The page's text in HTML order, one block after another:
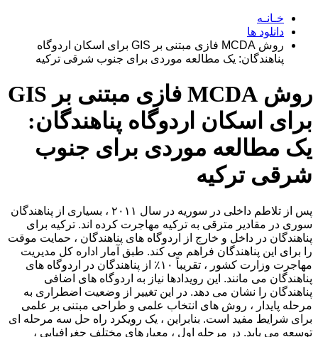
خـانـه
دانلود ها
روش MCDA فازی مبتنی بر GIS برای اسکان اردوگاه
پناهندگان: یک مطالعه موردی برای جنوب شرقی ترکیه
روش MCDA فازی مبتنی بر GIS
برای اسکان اردوگاه پناهندگان:
یک مطالعه موردی برای جنوب
شرقی ترکیه
پس از تلاطم داخلی در سوریه در سال ۲۰۱۱ ، بسیاری از پناهندگان
سوری در مقادیر مترقی به ترکیه مهاجرت کرده اند. ترکیه برای
پناهندگان در داخل و خارج از اردوگاه های پناهندگان ، حمایت موقت
را برای این پناهندگان فراهم می کند. طبق آمار اداره کل مدیریت
مهاجرت وزارت کشور ، تقریباً ۱۰٪ از پناهندگان در اردوگاه های
پناهندگان می مانند. این رویدادها نیاز به اردوگاه های اضافی
پناهندگان را نشان می دهد. در این تغییر از وضعیت اضطراری به
مرحله پایدار ، روش های انتخاب علمی و طراحی مبتنی بر علمی
برای شرایط مفید است. بنابراین ، یک رویکرد راه حل سه مرحله ای
توسعه می یابد. در مرحله اول ، معیارهای مختلف جغرافیایی ،